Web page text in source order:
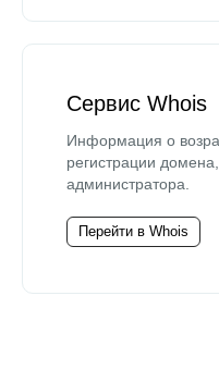
Сервис Whois
Информация о
регистрации
администратора.
Перейти в Whois